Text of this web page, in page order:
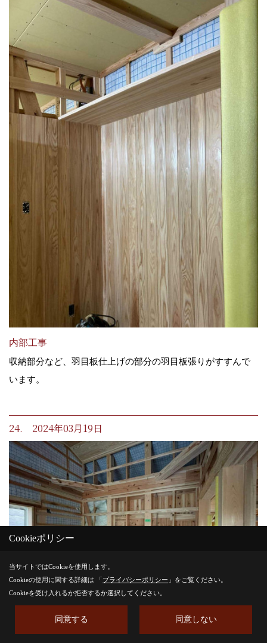
内部工事
収納部分など、羽目板仕上げの部分の羽目板張りがすすんで
います。
24. 2024年03月19日
Cookieポリシー
当サイトではCookieを使用します。
Cookieの使用に関する詳細は 「プライバシーポリシー 」をご覧ください。
Cookieを受け入れるか拒否するか選択してください。
同意する 同意しない